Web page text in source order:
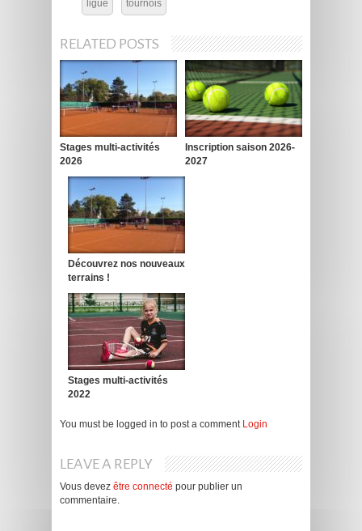
ligue tournois
RELATED POSTS
Stages multi-activités
2026
Inscription saison 2026-
2027
Découvrez nos nouveaux
terrains !
Stages multi-activités
2022
You must be logged in to post a comment Login
LEAVE A REPLY
Vous devez être connecté pour publier un
commentaire.